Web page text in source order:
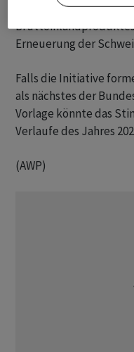
Dabei soll der Bund
Erneuerung der
Falls die Initiative
als nächstes der
Vorlage könnte das
Verlaufe des Jahres
(AWP)